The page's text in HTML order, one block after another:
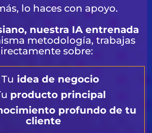
lo haces con apoyo.
nuestra IA entrenada
metodología, trabajas
sobre:
idea de negocio
producto principal
profundo de tu
cliente